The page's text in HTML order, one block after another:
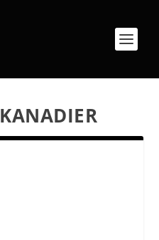
KANADIER